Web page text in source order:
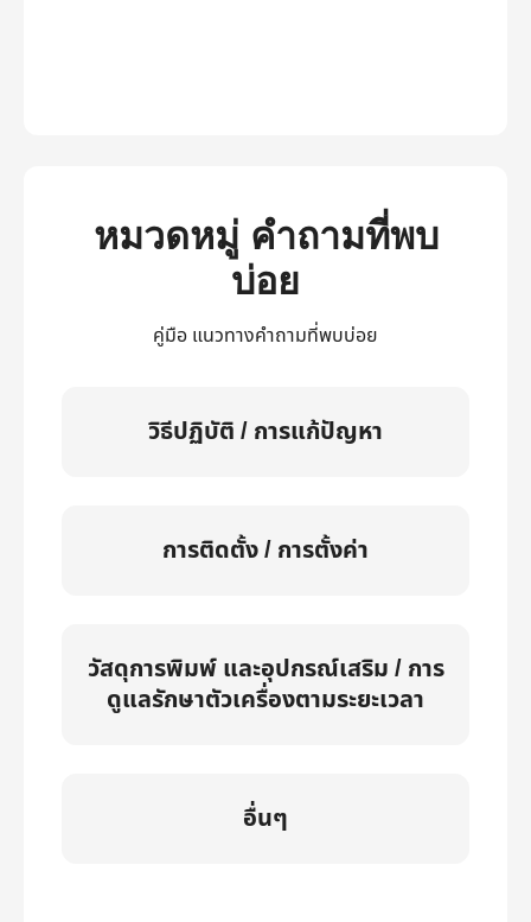
หมวดหมู่ คำถามที่พบ
บ่อย
คู่มือ แนวทางคำถามที่พบบ่อย
วิธีปฏิบัติ / การแก้ปัญหา
การติดตั้ง / การตั้งค่า
วัสดุการพิมพ์ และอุปกรณ์เสริม / การ
ดูแลรักษาตัวเครื่องตามระยะเวลา
อื่นๆ